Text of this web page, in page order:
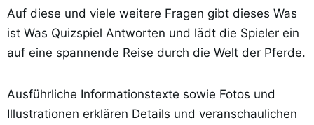
Auf diese und viele weitere Fragen gibt dieses Was
ist Was Quizspiel Antworten und lädt die Spieler ein
auf eine spannende Reise durch die Welt der Pferde.
Ausführliche Informationstexte sowie Fotos und
Illustrationen erklären Details und veranschaulichen